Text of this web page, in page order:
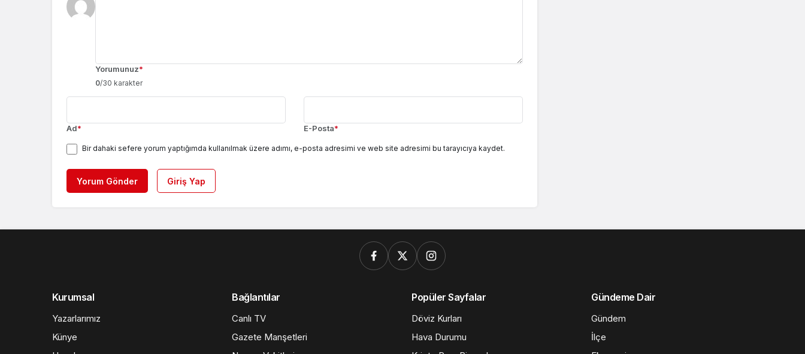
Yorumunuz*
0/30 karakter
Ad* E-Posta*
Bir dahaki sefere yorum yaptığımda kullanılmak üzere adımı, e-posta adresimi ve web site adresimi bu tarayıcıya kaydet.
Yorum Gönder Giriş Yap
Kurumsal
Yazarlarımız
Künye
Bağlantılar
Canlı TV
Gazete Manşetleri
Popüler Sayfalar
Döviz Kurları
Hava Durumu
Gündeme Dair
Gündem
İlçe